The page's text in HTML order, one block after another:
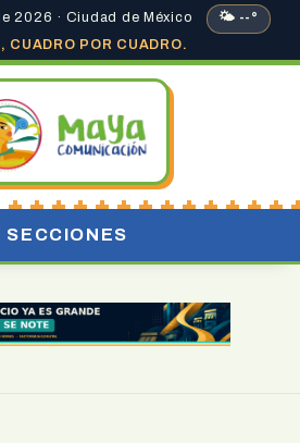
2026 · Ciudad de México
🌤 --°
CUADRO POR CUADRO.
SECCIONES